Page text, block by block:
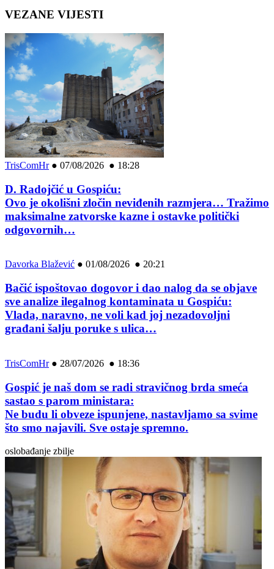
VEZANE VIJESTI
TrisComHr● 07/08/2026 ● 18:28
D. Radojčić u Gospiću:
Ovo je okolišni zločin neviđenih razmjera… Tražimo
maksimalne zatvorske kazne i ostavke politički
odgovornih…
Davorka Blažević ● 01/08/2026 ● 20:21
Bačić ispoštovao dogovor i dao nalog da se objave
sve analize ilegalnog kontaminata u Gospiću:
Vlada, naravno, ne voli kad joj nezadovoljni
građani šalju poruke s ulica…
TrisComHr● 28/07/2026 ● 18:36
Gospić je naš dom se radi stravičnog brda smeća
sastao s parom ministara:
Ne budu li obveze ispunjene, nastavljamo sa svime
što smo najavili. Sve ostaje spremno.
oslobađanje zbilje